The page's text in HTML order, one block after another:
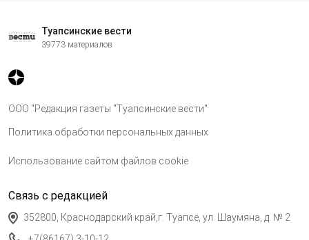
Туапсинские вести
39773 материалов
ООО "Редакция газеты "Туапсинские вести"
Политика обработки персональных данных
Использование сайтом файлов cookie
Связь с редакцией
352800, Краснодарский край,г. Туапсе, ул. Шаумяна, д. № 2